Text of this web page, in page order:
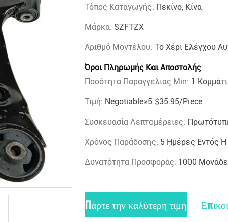
Τόπος Καταγωγής: Πεκίνο, Κίνα
Μάρκα: SZFTZX
Αριθμό Μοντέλου: Το Χέρι Ελέγχου
Όροι Πληρωμής Και Αποστολής
Ποσότητα Παραγγελίας Min: 1 Κομμάτι
Τιμή: Negotiable≥5 $35.95/piece
Συσκευασία Λεπτομέρειες:
Χρόνος Παράδοσης: 5 Ημέρες Εντός
Δυνατότητα Προσφοράς: 1000
Πάρτε την καλύτερη τιμή